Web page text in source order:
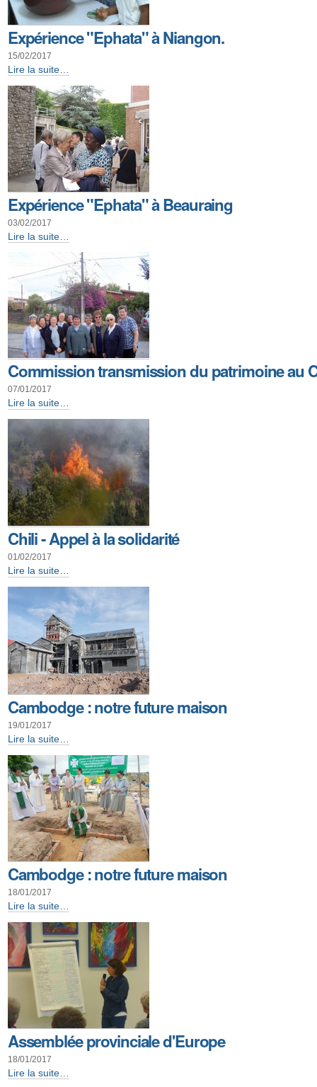
Expérience "Ephata" à Niangon.
15/02/2017
Expérience
à
Niangon.
-
Lire la suite…
Expérience "Ephata" à Beauraing
03/02/2017
Expérience
Beauraing
Lire la suite…
Commission transmission du patrimoine au
07/01/2017
Commission
patrimoine
au
Chili
-
Lire la suite…
Chili - Appel à la solidarité
01/02/2017
Chili
solidarité
-
Lire la suite…
Cambodge : notre future maison
19/01/2017
Cambodge
notre
future
maison
Lire la suite…
Cambodge : notre future maison
18/01/2017
Cambodge
notre
future
maison
-
Lire la suite…
Assemblée provinciale d'Europe
18/01/2017
Assemblée
Lire la suite…